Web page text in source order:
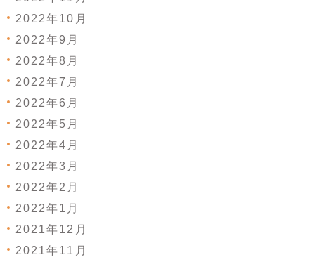
2022年10月
2022年9月
2022年8月
2022年7月
2022年6月
2022年5月
2022年4月
2022年3月
2022年2月
2022年1月
2021年12月
2021年11月